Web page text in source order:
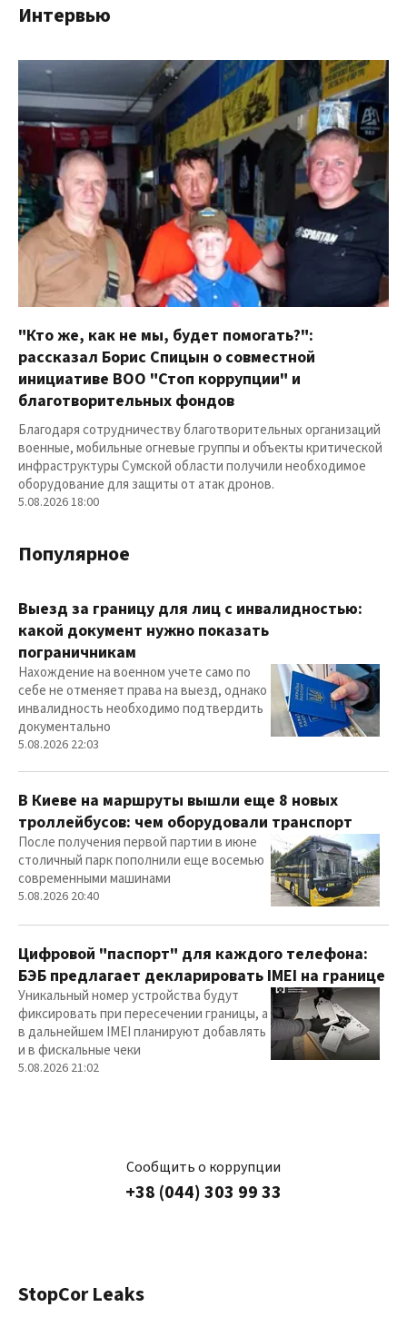
Интервью
"Кто же, как не мы, будет помогать?":
рассказал Борис Спицын о совместной
инициативе ВОО "Стоп коррупции" и
благотворительных фондов
Благодаря сотрудничеству благотворительных организаций
военные, мобильные огневые группы и объекты критической
инфраструктуры Сумской области получили необходимое
оборудование для защиты от атак дронов.
5.08.2026 18:00
Популярное
Выезд за границу для лиц с инвалидностью:
какой документ нужно показать
пограничникам
Нахождение на военном учете само по
себе не отменяет права на выезд, однако
инвалидность необходимо подтвердить
документально
5.08.2026 22:03
В Киеве на маршруты вышли еще 8 новых
троллейбусов: чем оборудовали транспорт
После получения первой партии в июне
столичный парк пополнили еще восемью
современными машинами
5.08.2026 20:40
Цифровой "паспорт" для каждого телефона:
БЭБ предлагает декларировать IMEI на границе
Уникальный номер устройства будут
фиксировать при пересечении границы, а
в дальнейшем IMEI планируют добавлять
и в фискальные чеки
5.08.2026 21:02
Сообщить о коррупции
+38 (044) 303 99 33
StopCor Leaks